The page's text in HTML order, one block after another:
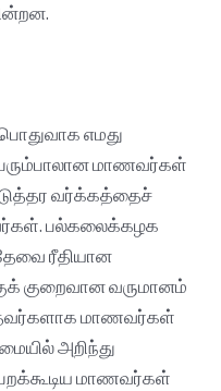
எமது
மாணவர்கள்
வர்க்கத்தைச்
பல்கலைக்கழக
ரீதியான
குறைவான வருமானம்
மாணவர்கள்
அறிந்து
மாணவர்கள்